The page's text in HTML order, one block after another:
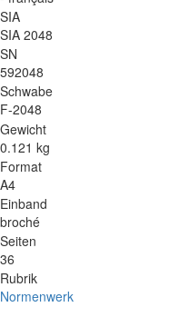
SIA
SIA 2048
SN
592048
Schwabe
F-2048
Gewicht
0.121 kg
Format
A4
Einband
broché
Seiten
36
Rubrik
Normenwerk